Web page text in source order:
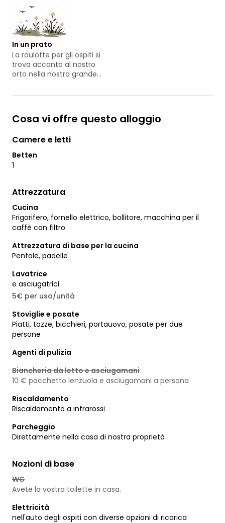
In un prato
La roulotte per gli ospiti si
trova accanto al nostro
orto nella nostra grande
aperto.
Cosa vi offre questo alloggio
Camere e letti
Betten
1
Attrezzatura
Cucina
Frigorifero, fornello elettrico, bollitore, macchina per il
caffè con filtro
Attrezzatura di base per la cucina
Pentole, padelle
Lavatrice
e asciugatrici
5€ per uso/unità
Stoviglie e posate
Piatti, tazze, bicchieri, portauovo, posate per due
persone
Agenti di pulizia
Biancheria da letto e asciugamani
10 € pacchetto lenzuola e asciugamani a persona
Riscaldamento
Riscaldamento a infrarossi
Parcheggio
Direttamente nella casa di nostra proprietà
Nozioni di base
WC
Avete la vostra toilette in casa.
Elettricità
nell'auto degli ospiti con diverse opzioni di ricarica